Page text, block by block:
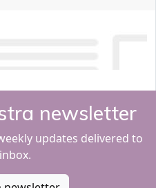
newsletter
updates delivered to